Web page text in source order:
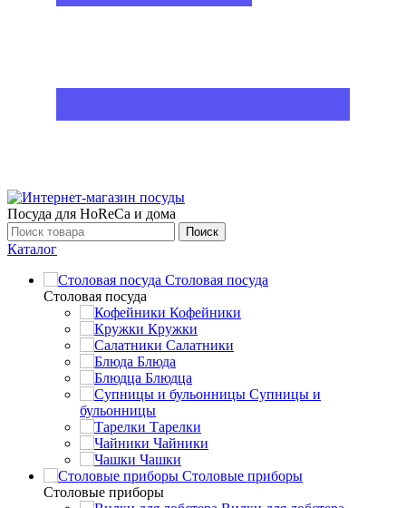
Посуда для HoReCa и дома
Поиск
Каталог
Столовая посуда
Столовая посуда
Кофейники
Кружки
Салатники
Блюда
Блюдца
Супницы и
бульонницы
Тарелки
Чайники
Чашки
Cтоловые приборы
Cтоловые приборы